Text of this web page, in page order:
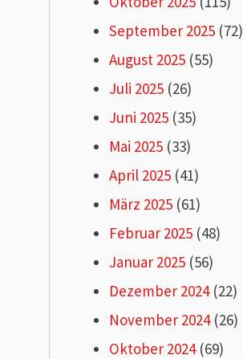
September 2025(72)
August 2025(55)
Juli 2025(26)
Juni 2025(35)
Mai 2025(33)
April 2025(41)
März 2025(61)
Februar 2025(48)
Januar 2025(56)
Dezember 2024(22)
November 2024(26)
Oktober 2024(69)